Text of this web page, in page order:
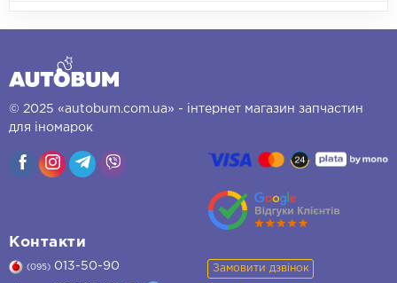
© 2025 «autobum.com.ua» - інтернет магазин запчастин
для іномарок
Контакти
(095) 013-50-90 Замовити дзвінок